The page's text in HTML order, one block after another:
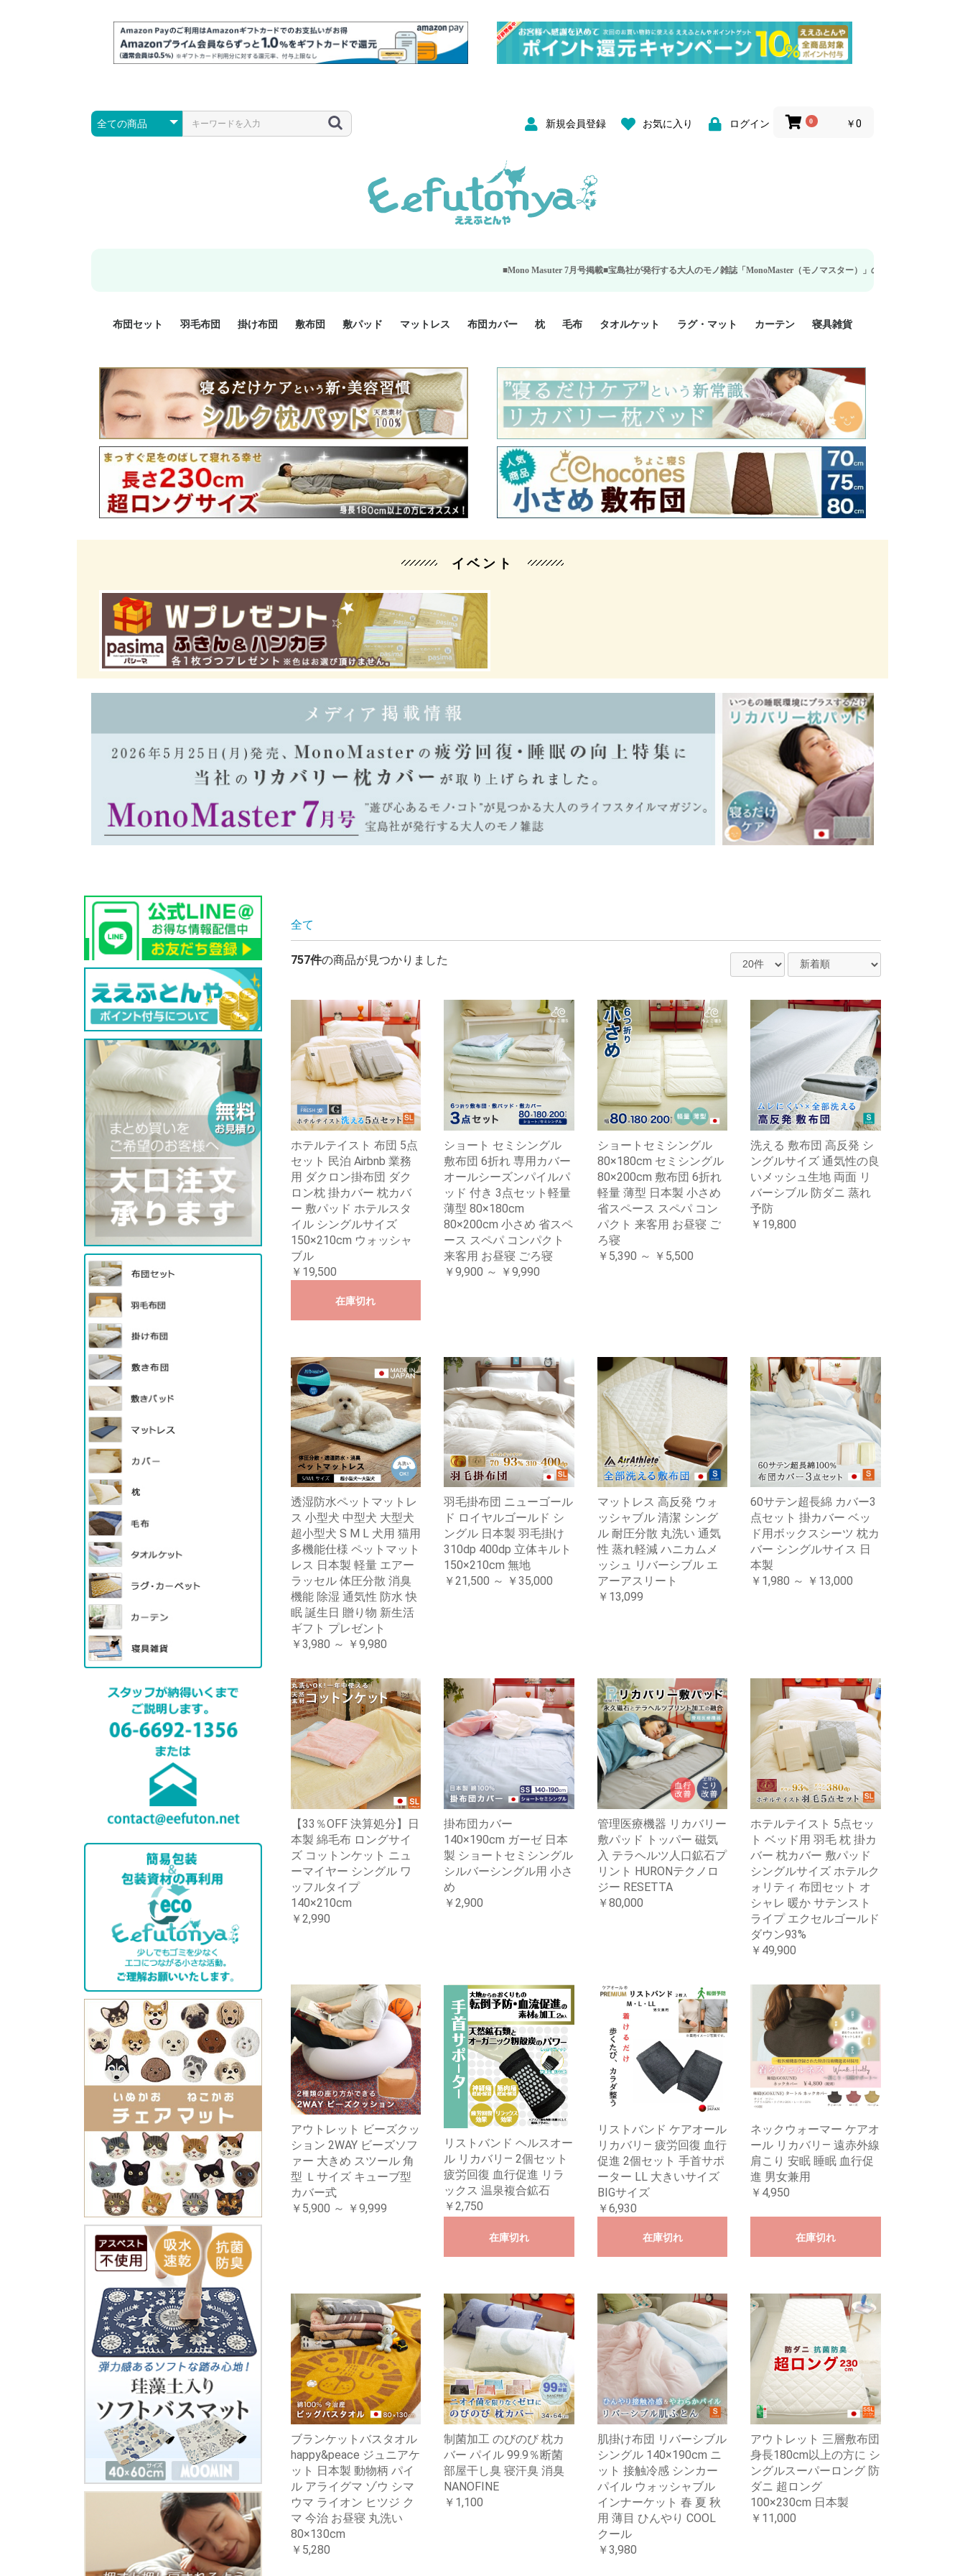
新規会員登録 お気に入り ログイン 0 ￥0
■Mono Masuter 7月号掲載■宝島社が発行する大人のモノ雑誌「MonoMaster（モノマスター）」の疲労回復・睡眠の向上特集に当社のリカ
布団セット
羽毛布団セット 2点セット
3点セット
4点セット
5点セット
6点セット
エクセルゴールド
ロイヤルゴールド
マザーダックダウン
小さい布団セット
大きい布団セット
掛け布団セット 2点セット
3点セット
4点セット
6点セット
敷布団セット 2点セット
3点セット
羽毛布団
プレミアムゴールド
ロイヤルゴールド
エクセルゴールド
ニューゴールド
マザーダックダウン
マザーグースダウン
スーパーロングサイズ
洗える羽毛布団
肌掛け布団
掛け布団
防ダニ掛け布団
洗える掛け布団
小さい掛け布団
大きい掛け布団
肌掛け布団
敷布団
防ダニ敷布団
小さい敷布団 70cm幅 ミニシングル
75cm幅 ショートセミシ
ングル
80cm幅 セミシングル
大きい敷布団
機能性敷布団
敷パッド
シングルサイズ敷パッド
小さい敷パッド
大きい敷パッド
シルク敷パッド
枕パッド
シルク枕パッド
除湿シート
接触冷感パッド
暖かパッド
ガーゼケット
オーガニックコットン
ベッドパッド
パッドセット
マットレス 布団カバー
掛け布団カバー ジュニア 掛け布団カバー
シングル 掛け布団カバー
シングルロング 掛け布団
カバー
セミダブル 掛け布団カバ
ー
ダブル 掛け布団カバー
ダブルロング 掛け布団カ
バー
クィーン 掛け布団カバー
暖か 掛け布団カバー
敷布団カバー ジュニア 敷布団カバー
セミシングル 敷布団カバ
ー
シングル 敷布団カバー
シングルロング 敷布団カ
バー
ダブル 敷布団カバー
枕カバー 35x50cm 枕カバー
43x63cm 枕カバー
50x70cm 枕カバー
シルク 枕カバー
BOXシーツ シングル BOXシーツ
シングルロング BOXシー
ツ
セミダブル BOXシーツ
ダブル BOXシーツ
スーパーロング BOXシー
ツ
防ダニカバー
クッションカバー
オーガニックコットン
カバーセット カバー2点セット
カバー3点セット
枕
小さめ 35×50cm
やや小さめ 35×55cm
普通 43×63cm
大きめ 50×70cm
パイプ枕
高反発枕
低反発枕
機能性枕・その他枕
毛布 タオルケット
ハーフサイズ
シングルサイズ
セミダブルサイズ
ダブルサイズ
接触冷感
天然素材 綿100%
ラグ・マット カーテン
既成カーテンのサイズ
遮光カーテン
レース・シアーカーテン
Disney ディズニーカーテ
ン
MOOMIN ムーミンカーテ
ン
PEANUTS ピーナツカー
テン (SNOOPY スヌーピ
ー)
寝具雑貨
美容・化粧品
シルク寝具・雑貨
HURONテクノロジー リ
カバリー寝具
ソファカバー
ひざ掛け
パジャマ
クッション
玄関・フロアーマット
ペット用ベッド
インテリア
その他寝具雑貨
イベント
全て
757件の商品が見つかりました
ホテルテイスト 布団 5点
セット 民泊 Airbnb 業務
用 ダクロン掛布団 ダク
ロン枕 掛カバー 枕カバ
ー 敷パッド ホテルスタ
イル シングルサイズ
150×210cm ウォッシャ
ブル
￥19,500
在庫切れ
ショート セミシングル
敷布団 6折れ 専用カバー
オールシーズンパイルパ
ッド 付き 3点セット軽量
薄型 80×180cm
80×200cm 小さめ 省スペ
ース スペパ コンパクト
来客用 お昼寝 ごろ寝
￥9,900 ～ ￥9,990
ショートセミシングル
80×180cm セミシングル
80×200cm 敷布団 6折れ
軽量 薄型 日本製 小さめ
省スペース スペパ コン
パクト 来客用 お昼寝 ご
ろ寝
￥5,390 ～ ￥5,500
洗える 敷布団 高反発 シ
ングルサイズ 通気性の良
いメッシュ生地 両面 リ
バーシブル 防ダニ 蒸れ
予防
￥19,800
透湿防水ペットマットレ
ス 小型犬 中型犬 大型犬
超小型犬 S M L 犬用 猫用
多機能仕様 ペットマット
レス 日本製 軽量 エアー
ラッセル 体圧分散 消臭
機能 除湿 通気性 防水 快
眠 誕生日 贈り物 新生活
ギフト プレゼント
￥3,980 ～ ￥9,980
羽毛掛布団 ニューゴール
ド ロイヤルゴールド シ
ングル 日本製 羽毛掛け
310dp 400dp 立体キルト
150×210cm 無地
￥21,500 ～ ￥35,000
マットレス 高反発 ウォ
ッシャブル 清潔 シング
ル 耐圧分散 丸洗い 通気
性 蒸れ軽減 ハニカムメ
ッシュ リバーシブル エ
アーアスリート
￥13,099
60サテン超長綿 カバー3
点セット 掛カバー ベッ
ド用ボックスシーツ 枕カ
バー シングルサイス 日
本製
￥1,980 ～ ￥13,000
【33％OFF 決算処分】日
本製 綿毛布 ロングサイ
ズ コットンケット ニュ
ーマイヤー シングル ワ
ッフルタイプ
140×210cm
￥2,990
掛布団カバー
140×190cm ガーゼ 日本
製 ショートセミシングル
シルバーシングル用 小さ
め
￥2,900
管理医療機器 リカバリー
敷パッド トッパー 磁気
入 テラヘルツ人口鉱石プ
リント HURONテクノロ
ジー RESETTA
￥80,000
ホテルテイスト 5点セッ
ト ベッド用 羽毛 枕 掛カ
バー 枕カバー 敷パッド
シングルサイズ ホテルク
ォリティ 布団セット オ
シャレ 暖か サテンスト
ライプ エクセルゴールド
ダウン93%
￥49,900
アウトレット ビーズクッ
ション 2WAY ビーズソフ
ァー 大きめ スツール 角
型 Ｌサイズ キューブ型
カバー式
￥5,900 ～ ￥9,999
リストバンド ヘルスオー
ル リカバリ― 2個セット
疲労回復 血行促進 リラ
ックス 温泉複合鉱石
￥2,750
在庫切れ
リストバンド ケアオール
リカバリ― 疲労回復 血行
促進 2個セット 手首サポ
ーター LL 大きいサイズ
BIGサイズ
￥6,930
在庫切れ
ネックウォーマー ケアオ
ール リカバリ― 遠赤外線
肩こり 安眠 睡眠 血行促
進 男女兼用
￥4,950
在庫切れ
ブランケットバスタオル
happy&peace ジュニアケ
ット 日本製 動物柄 パイ
ル アライグマ ゾウ シマ
ウマ ライオン ヒツジ ク
マ 今治 お昼寝 丸洗い
80×130cm
￥5,280
制菌加工 のびのび 枕カ
バー パイル 99.9％断菌
部屋干し臭 寝汗臭 消臭
NANOFINE
￥1,100
肌掛け布団 リバーシブル
シングル 140×190cm ニ
ット 接触冷感 シンカー
パイル ウォッシャブル
インナーケット 春 夏 秋
用 薄目 ひんやり COOL
クール
￥3,980
アウトレット 三層敷布団
身長180cm以上の方に シ
ングルスーパーロング 防
ダニ 超ロング
100×230cm 日本製
￥11,000